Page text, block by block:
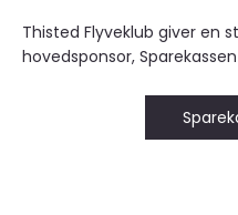
Thisted Flyveklub giver en
hovedsponsor,